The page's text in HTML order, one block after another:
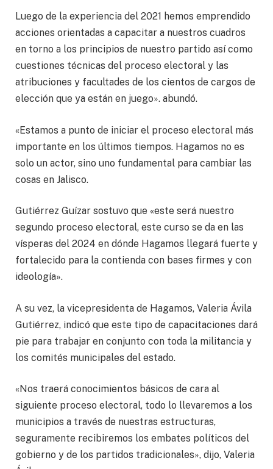
Luego de la experiencia del 2021 hemos emprendido
acciones orientadas a capacitar a nuestros cuadros
en torno a los principios de nuestro partido así como
cuestiones técnicas del proceso electoral y las
atribuciones y facultades de los cientos de cargos de
elección que ya están en juego». abundó.
«Estamos a punto de iniciar el proceso electoral más
importante en los últimos tiempos. Hagamos no es
solo un actor, sino uno fundamental para cambiar las
cosas en Jalisco.
Gutiérrez Guízar sostuvo que «este será nuestro
segundo proceso electoral, este curso se da en las
vísperas del 2024 en dónde Hagamos llegará fuerte y
fortalecido para la contienda con bases firmes y con
ideología».
A su vez, la vicepresidenta de Hagamos, Valeria Ávila
Gutiérrez, indicó que este tipo de capacitaciones dará
pie para trabajar en conjunto con toda la militancia y
los comités municipales del estado.
«Nos traerá conocimientos básicos de cara al
siguiente proceso electoral, todo lo llevaremos a los
municipios a través de nuestras estructuras,
seguramente recibiremos los embates políticos del
gobierno y de los partidos tradicionales», dijo, Valeria